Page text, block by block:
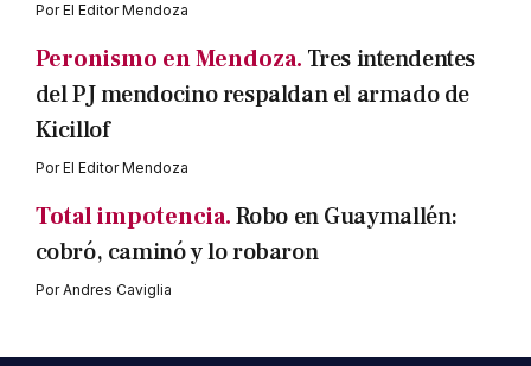
PorEl Editor Mendoza
Peronismo en Mendoza. Tres intendentes
del PJ mendocino respaldan el armado de
Kicillof
PorEl Editor Mendoza
Total impotencia.Robo en Guaymallén:
cobró, caminó y lo robaron
PorAndres Caviglia